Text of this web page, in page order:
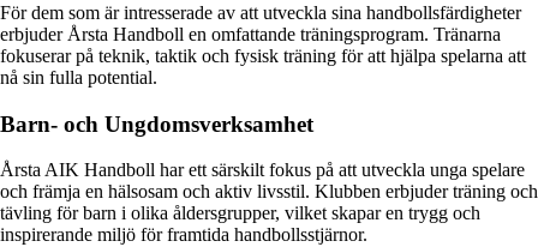
För dem som är intresserade av att utveckla sina handbollsfärdigheter
erbjuder Årsta Handboll en omfattande träningsprogram. Tränarna
fokuserar på teknik, taktik och fysisk träning för att hjälpa spelarna att
nå sin fulla potential.
Barn- och Ungdomsverksamhet
Årsta AIK Handboll har ett särskilt fokus på att utveckla unga spelare
och främja en hälsosam och aktiv livsstil. Klubben erbjuder träning och
tävling för barn i olika åldersgrupper, vilket skapar en trygg och
inspirerande miljö för framtida handbollsstjärnor.